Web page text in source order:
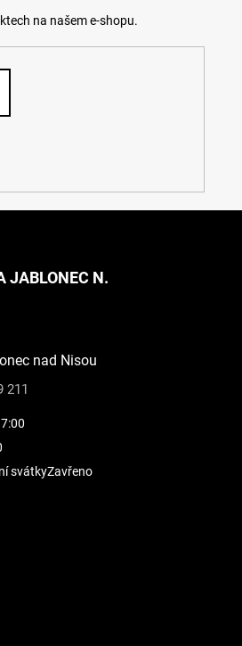
na našem e-shopu.
JABLONEC N.
nad Nisou
211
svátkyZavřeno